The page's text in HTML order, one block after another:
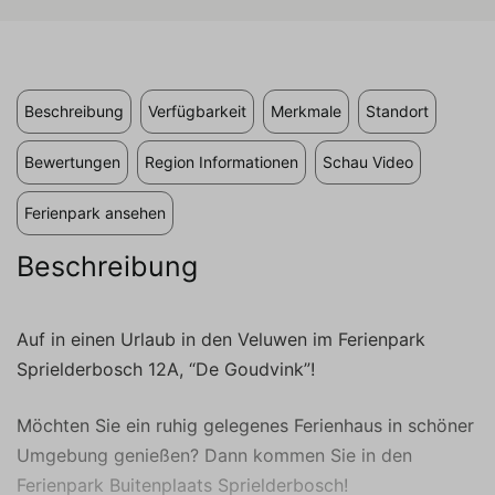
wertvoller.
Beschreibung Verfügbarkeit Merkmale Standort
Bewertungen Region Informationen Schau Video
Ferienpark ansehen
Beschreibung
Auf in einen Urlaub in den Veluwen im Ferienpark
Sprielderbosch 12A, “De Goudvink”!
Möchten Sie ein ruhig gelegenes Ferienhaus in schöner
Umgebung genießen? Dann kommen Sie in den
Ferienpark Buitenplaats Sprielderbosch!